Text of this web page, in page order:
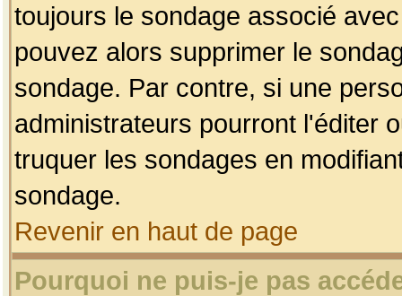
toujours le sondage associé
pouvez alors supprimer le
sondage. Par contre, si une
administrateurs pourront l'éditer
truquer les sondages en
sondage.
Revenir en haut de page
Pourquoi ne puis-je pas